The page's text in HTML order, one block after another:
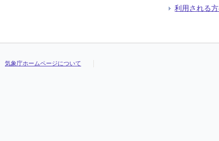
利用される
気象庁ホームページについて